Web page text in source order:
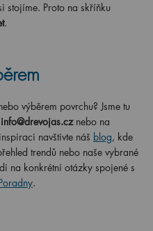
stojíme. Proto na skříňku
.
výběrem povrchu? Jsme tu
info@drevojas.cz nebo na
navštivte náš blog, kde
trendů nebo naše vybrané
na konkrétní otázky spojené s
.